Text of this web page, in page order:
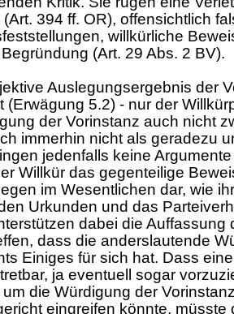
(Art. 394 ff. OR), offensichtlich
willkürliche
(Art. 29 Abs. 2 BV).
Auslegungsergebnis der
(Erwägung 5.2) - nur der
der Vorinstanz auch nicht
immerhin nicht als geradezu
jedenfalls keine
Willkür das gegenteilige
im Wesentlichen dar, wie
Urkunden und das
dabei die
dass die anderslautende
Einiges für sich hat. Dass
ja eventuell sogar
die Würdigung der
eingreifen könnte, müsste